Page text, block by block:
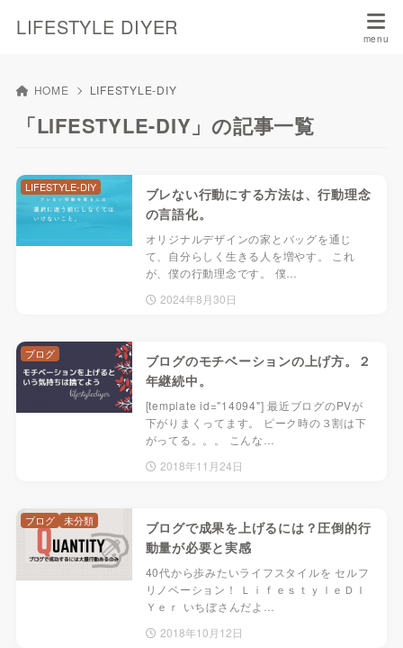
LIFESTYLE DIYER
HOME LIFESTYLE-DIY
「LIFESTYLE-DIY」の記事一覧
ブレない行動にする方法は、行動理念
の言語化。
オリジナルデザインの家とバッグを通じ
て、自分らしく生きる人を増やす。 これ
が、僕の行動理念です。 僕…
2024年8月30日
LIFESTYLE-DIY
ブログのモチベーションの上げ方。２
年継続中。
[template id="14094"] 最近ブログのPVが
下がりまくってます。 ピーク時の３割は下
がってる。。。 こんな…
2018年11月24日
ブログ
ブログで成果を上げるには？圧倒的行
動量が必要と実感
40代から歩みたいライフスタイルを セルフ
リノベーション！ ＬｉｆｅｓｔｙｌｅＤＩ
Ｙｅｒ いちぼさんだよ…
2018年10月12日
ブログ 未分類